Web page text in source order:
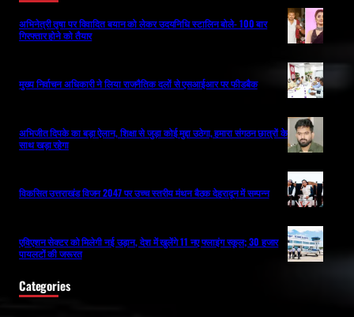
अभिनेत्री तृषा पर विवादित बयान को लेकर उदयनिधि स्टालिन बोले- 100 बार
गिरफ्तार होने को तैयार
मुख्य निर्वाचन अधिकारी ने लिया राजनैतिक दलों से एसआईआर पर फीडबैक
अभिजीत दिपके का बड़ा ऐलान, शिक्षा से जुड़ा कोई मुद्दा उठेगा, हमारा संगठन छात्रों के
साथ खड़ा रहेगा
विकसित उत्तराखंड विजन 2047 पर उच्च स्तरीय मंथन बैठक देहरादून में सम्पन्न
एविएशन सेक्टर को मिलेगी नई उड़ान, देश में खुलेंगे 11 नए फ्लाइंग स्कूल; 30 हजार
पायलटों की जरूरत
Categories